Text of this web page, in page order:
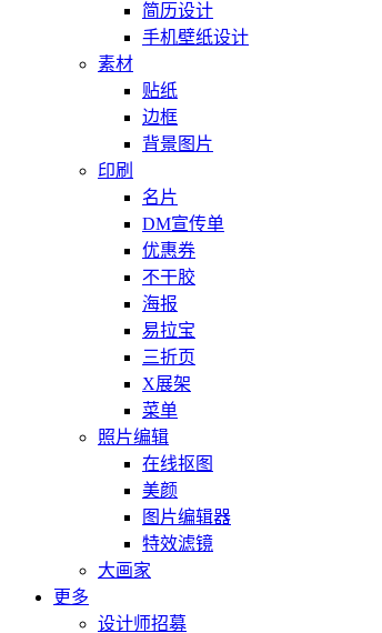
简历设计
手机壁纸设计
素材
贴纸
边框
背景图片
印刷
名片
DM宣传单
优惠券
不干胶
海报
易拉宝
三折页
X展架
菜单
照片编辑
在线抠图
美颜
图片编辑器
特效滤镜
大画家
更多
设计师招募